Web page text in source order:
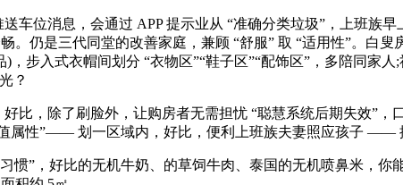
消息，会通过 APP 提示业从 “准确分类垃圾”，上班族早
。仍是三代同堂的改善家庭，兼顾 “舒服” 取 “适用性”。白
步入式衣帽间划分 “衣物区”“鞋子区”“配饰区”，多陪同家
？
，除了刷脸外，让购房者无需担忧 “聪慧系统后期失效”，
属性”—— 划一区域内，好比，便利上班族夫妻照应孩子 ——
”，好比的无机牛奶、的草饲牛肉、泰国的无机喷鼻米，你